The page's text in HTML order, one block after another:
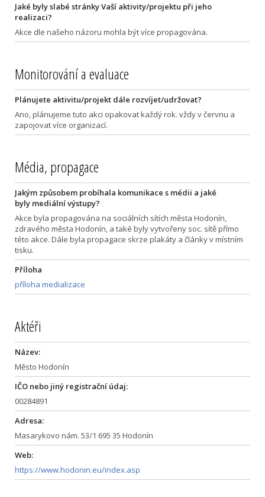
Jaké byly slabé stránky Vaší aktivity/projektu při jeho
realizaci?
Akce dle našeho názoru mohla být více propagována.
Monitorování a evaluace
Plánujete aktivitu/projekt dále rozvíjet/udržovat?
Ano, plánujeme tuto akci opakovat každý rok. vždy v červnu a
zapojovat více organizací.
Média, propagace
Jakým způsobem probíhala komunikace s médii a jaké
byly mediální výstupy?
Akce byla propagována na sociálních sítích města Hodonín,
zdravého města Hodonín, a také byly vytvořeny soc. sítě přímo
této akce. Dále byla propagace skrze plakáty a články v místním
tisku.
Příloha
příloha medializace
Aktéři
Název:
Město Hodonín
IČO nebo jiný registrační údaj:
00284891
Adresa:
Masarykovo nám. 53/1 695 35 Hodonín
Web:
https://www.hodonin.eu/index.asp